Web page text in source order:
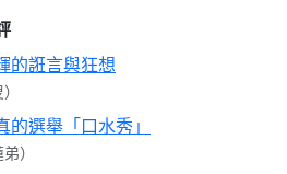
的誑言與狂想
的選舉「口水秀」
）